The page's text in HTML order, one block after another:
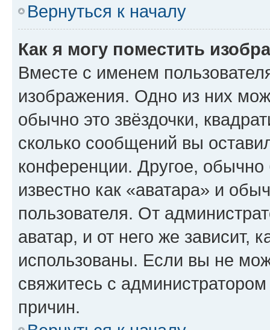
Вернуться к началу
Как я могу поместить
Вместе с именем
изображения. Одно из них
обычно это звёздочки,
сколько сообщений вы
конференции. Другое,
известно как «аватара» и
пользователя. От
аватар, и от него же зависит,
использованы. Если вы не
свяжитесь с
причин.